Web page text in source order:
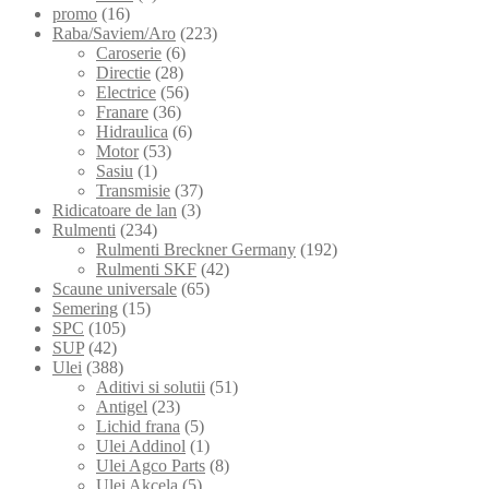
promo (16)
Raba/Saviem/Aro (223)
Caroserie (6)
Directie (28)
Electrice (56)
Franare (36)
Hidraulica (6)
Motor (53)
Sasiu (1)
Transmisie (37)
Ridicatoare de lan (3)
Rulmenti (234)
Rulmenti Breckner Germany (192)
Rulmenti SKF (42)
Scaune universale (65)
Semering (15)
SPC (105)
SUP (42)
Ulei (388)
Aditivi si solutii (51)
Antigel (23)
Lichid frana (5)
Ulei Addinol (1)
Ulei Agco Parts (8)
Ulei Akcela (5)